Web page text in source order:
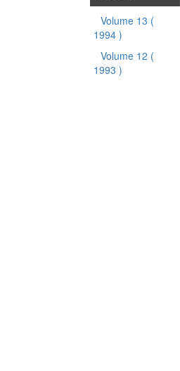
Volume 13 (
1994 )
Volume 12 (
1993 )